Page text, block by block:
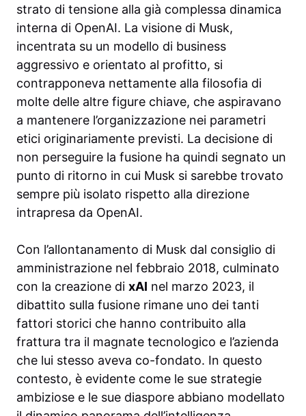
strato di tensione alla già complessa dinamica
interna di OpenAI. La visione di Musk,
incentrata su un modello di business
aggressivo e orientato al profitto, si
contrapponeva nettamente alla filosofia di
molte delle altre figure chiave, che aspiravano
a mantenere l’organizzazione nei parametri
etici originariamente previsti. La decisione di
non perseguire la fusione ha quindi segnato un
punto di ritorno in cui Musk si sarebbe trovato
sempre più isolato rispetto alla direzione
intrapresa da OpenAI.
Con l’allontanamento di Musk dal consiglio di
amministrazione nel febbraio 2018, culminato
con la creazione di xAI nel marzo 2023, il
dibattito sulla fusione rimane uno dei tanti
fattori storici che hanno contribuito alla
frattura tra il magnate tecnologico e l’azienda
che lui stesso aveva co-fondato. In questo
contesto, è evidente come le sue strategie
ambiziose e le sue diaspore abbiano modellato